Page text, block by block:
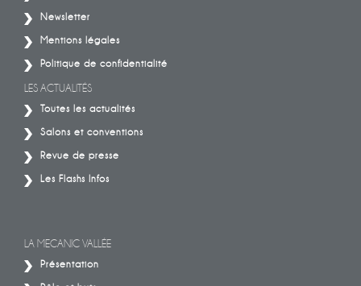
Newsletter
Mentions légales
Politique de confidentialité
LES ACTUALITÉS
Toutes les actualités
Salons et conventions
Revue de presse
Les Flashs Infos
LA MECANIC VALLÉE
Présentation